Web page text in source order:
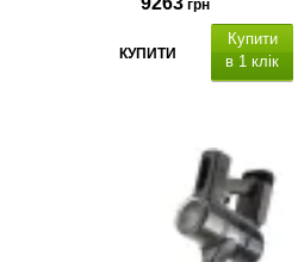
грн
КУПИТИ
Купити
в 1 клік